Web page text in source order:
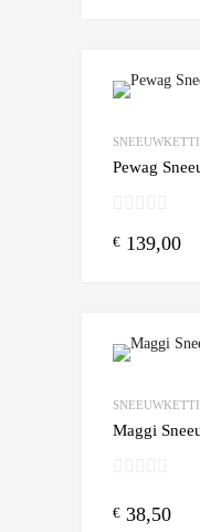
Pewag
€ 139,00
Maggi
€ 38,50